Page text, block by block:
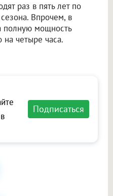
раз в пять лет по
Впрочем, в
полную мощность
на четыре часа.
Подписаться